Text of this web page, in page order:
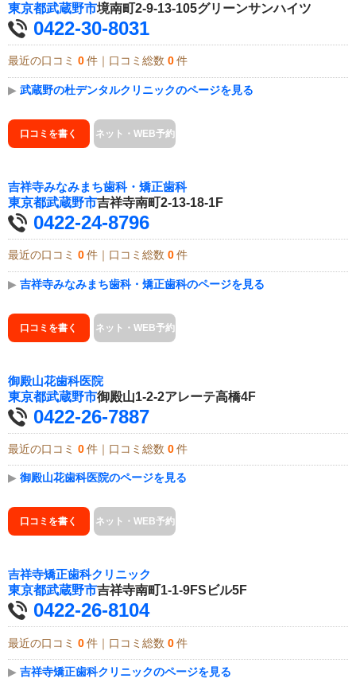
東京都武蔵野市境南町2-9-13-105グリーンサンハイツ
0422-30-8031
最近の口コミ 0 件｜口コミ総数 0 件
▶ 武蔵野の杜デンタルクリニックのページを見る
口コミを書く ネット・WEB予約
吉祥寺みなみまち歯科・矯正歯科
東京都武蔵野市吉祥寺南町2-13-18-1F
0422-24-8796
最近の口コミ 0 件｜口コミ総数 0 件
▶ 吉祥寺みなみまち歯科・矯正歯科のページを見る
口コミを書く ネット・WEB予約
御殿山花歯科医院
東京都武蔵野市御殿山1-2-2アレーテ高橋4F
0422-26-7887
最近の口コミ 0 件｜口コミ総数 0 件
▶ 御殿山花歯科医院のページを見る
口コミを書く ネット・WEB予約
吉祥寺矯正歯科クリニック
東京都武蔵野市吉祥寺南町1-1-9FSビル5F
0422-26-8104
最近の口コミ 0 件｜口コミ総数 0 件
▶ 吉祥寺矯正歯科クリニックのページを見る